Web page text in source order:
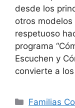
desde los
otros
respetuoso
programa
Escuchen y
convierte a
Familias